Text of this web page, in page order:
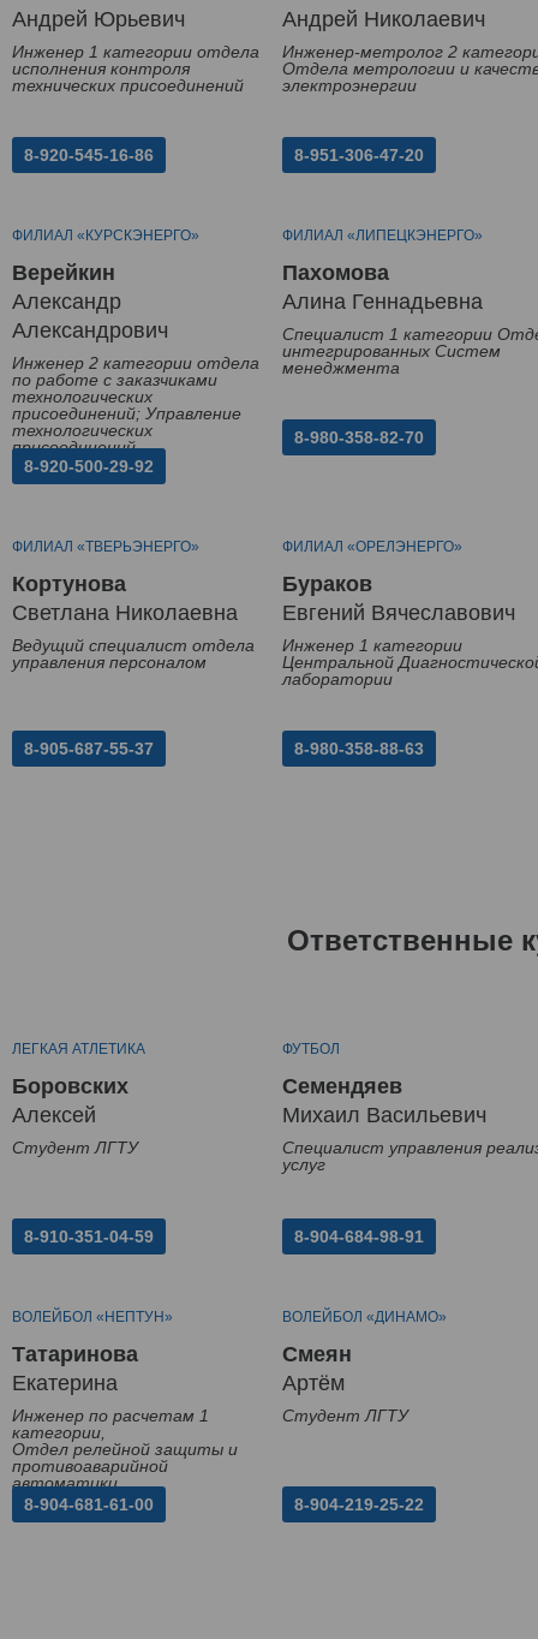
Андрей Юрьевич
Инженер 1 категории отдела
исполнения контроля
технических присоединений
8-920-545-16-86
Андрей Николаевич
Инженер-метролог 2
Отдела метрологии и
электроэнергии
8-951-306-47-20
ФИЛИАЛ «КУРСКЭНЕРГО»
Верейкин
Александр
Александрович
Инженер 2 категории отдела
по работе с заказчиками
технологических
присоединений; Управление
технологических
присоединений
8-920-500-29-92
ФИЛИАЛ «ЛИПЕЦКЭНЕРГО»
Пахомова
Алина Геннадьевна
Специалист 1 категории
интегрированных Систем
менеджмента
8-980-358-82-70
ФИЛИАЛ «ТВЕРЬЭНЕРГО»
Кортунова
Светлана Николаевна
Ведущий специалист отдела
управления персоналом
8-905-687-55-37
ФИЛИАЛ «ОРЕЛЭНЕРГО»
Бураков
Евгений Вячеславович
Инженер 1 категории
Центральной
лаборатории
8-980-358-88-63
Ответственные
ЛЕГКАЯ АТЛЕТИКА
Боровских
Алексей
Студент ЛГТУ
8-910-351-04-59
ФУТБОЛ
Семендяев
Михаил Васильевич
Специалист управления
услуг
8-904-684-98-91
ВОЛЕЙБОЛ «НЕПТУН»
Татаринова
Екатерина
Инженер по расчетам 1
категории,
Отдел релейной защиты и
противоаварийной
автоматики
8-904-681-61-00
ВОЛЕЙБОЛ «ДИНАМО»
Смеян
Артём
Студент ЛГТУ
8-904-219-25-22